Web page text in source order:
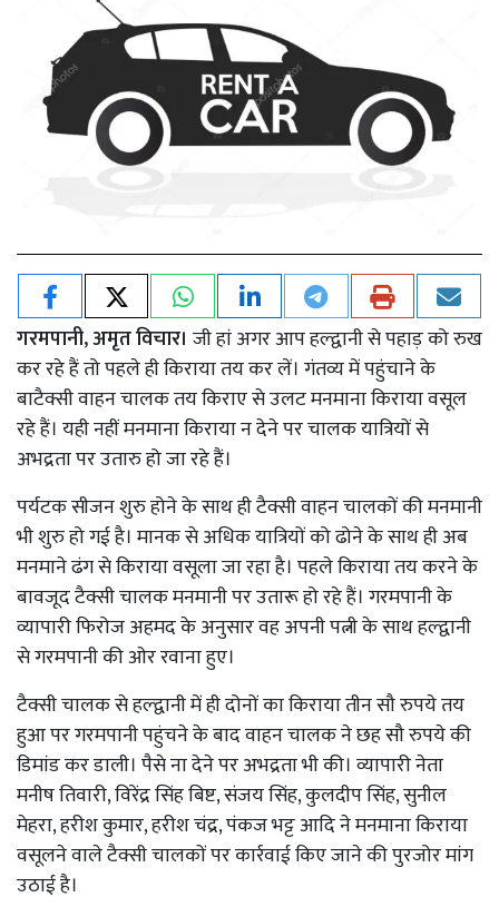
गरमपानी, अमृत विचार। जी हां अगर आप हल्द्वानी से पहाड़ को रुख
कर रहे हैं तो पहले ही किराया तय कर लें। गंतव्य में पहुंचाने के
बाटैक्सी वाहन चालक तय किराए से उलट मनमाना किराया वसूल
रहे हैं। यही नहीं मनमाना किराया न देने पर चालक यात्रियों से
अभद्रता पर उतारु हो जा रहे हैं।
पर्यटक सीजन शुरु होने के साथ ही टैक्सी वाहन चालकों की मनमानी
भी शुरु हो गई है। मानक से अधिक यात्रियों को ढोने के साथ ही अब
मनमाने ढंग से किराया वसूला जा रहा है‌। पहले किराया तय करने के
बावजूद टैक्सी चालक मनमानी पर उतारू हो रहे हैं। गरमपानी के
व्यापारी फिरोज अहमद के अनुसार वह अपनी पत्नी के साथ हल्द्वानी
से गरमपानी की ओर रवाना हुए।
टैक्सी चालक से हल्द्वानी में ही दोनों का किराया तीन सौ रुपये तय
हुआ पर गरमपानी पहुंचने के बाद वाहन चालक ने छह सौ रुपये की
डिमांड कर डाली। पैसे ना देने पर अभद्रता भी की। व्यापारी नेता
मनीष तिवारी, विरेंद्र सिंह बिष्ट, संजय सिंह, कुलदीप सिंह, सुनील
मेहरा, हरीश कुमार, हरीश चंद्र, पंकज भट्ट आदि ने मनमाना किराया
वसूलने वाले टैक्सी चालकों पर कार्रवाई किए जाने की पुरजोर मांग
उठाई है।